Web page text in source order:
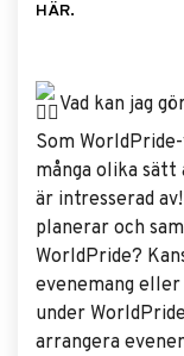
HÄR.
Vad kan jag
Som
många olika
är intresserad
planerar och
WorldPride?
evenemang
under
arrangera